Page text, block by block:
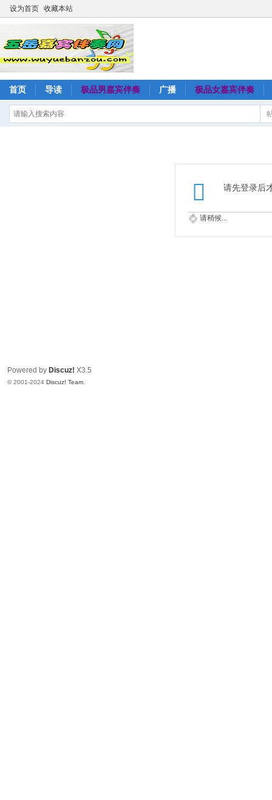
设为首页 收藏本站
首页 导读 极品男嘉宾伴奏 广播 极品女嘉宾伴奏
请先登录后
请稍候...
Powered by Discuz! X3.5
© 2001-2024 Discuz! Team